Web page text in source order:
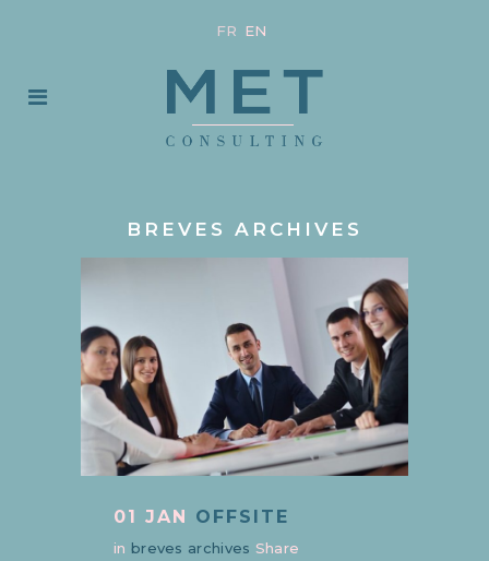
FR EN
BREVES ARCHIVES
01 JAN OFFSITE
in breves archives Share